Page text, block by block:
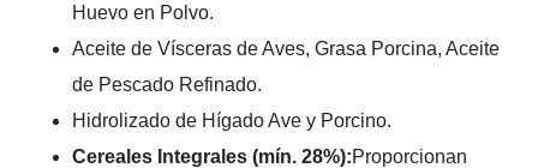
Huevo en Polvo.
Aceite de Vísceras de Aves, Grasa Porcina, Aceite
de Pescado Refinado.
Hidrolizado de Hígado Ave y Porcino.
Cereales Integrales (mín. 28%):Proporcionan